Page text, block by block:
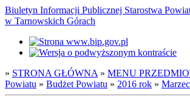
Biuletyn Informacji Publicznej Starostwa
w Tarnowskich Górach
» STRONA GŁÓWNA » MENU
Powiatu » Budżet Powiatu » 2016 rok » Marzec